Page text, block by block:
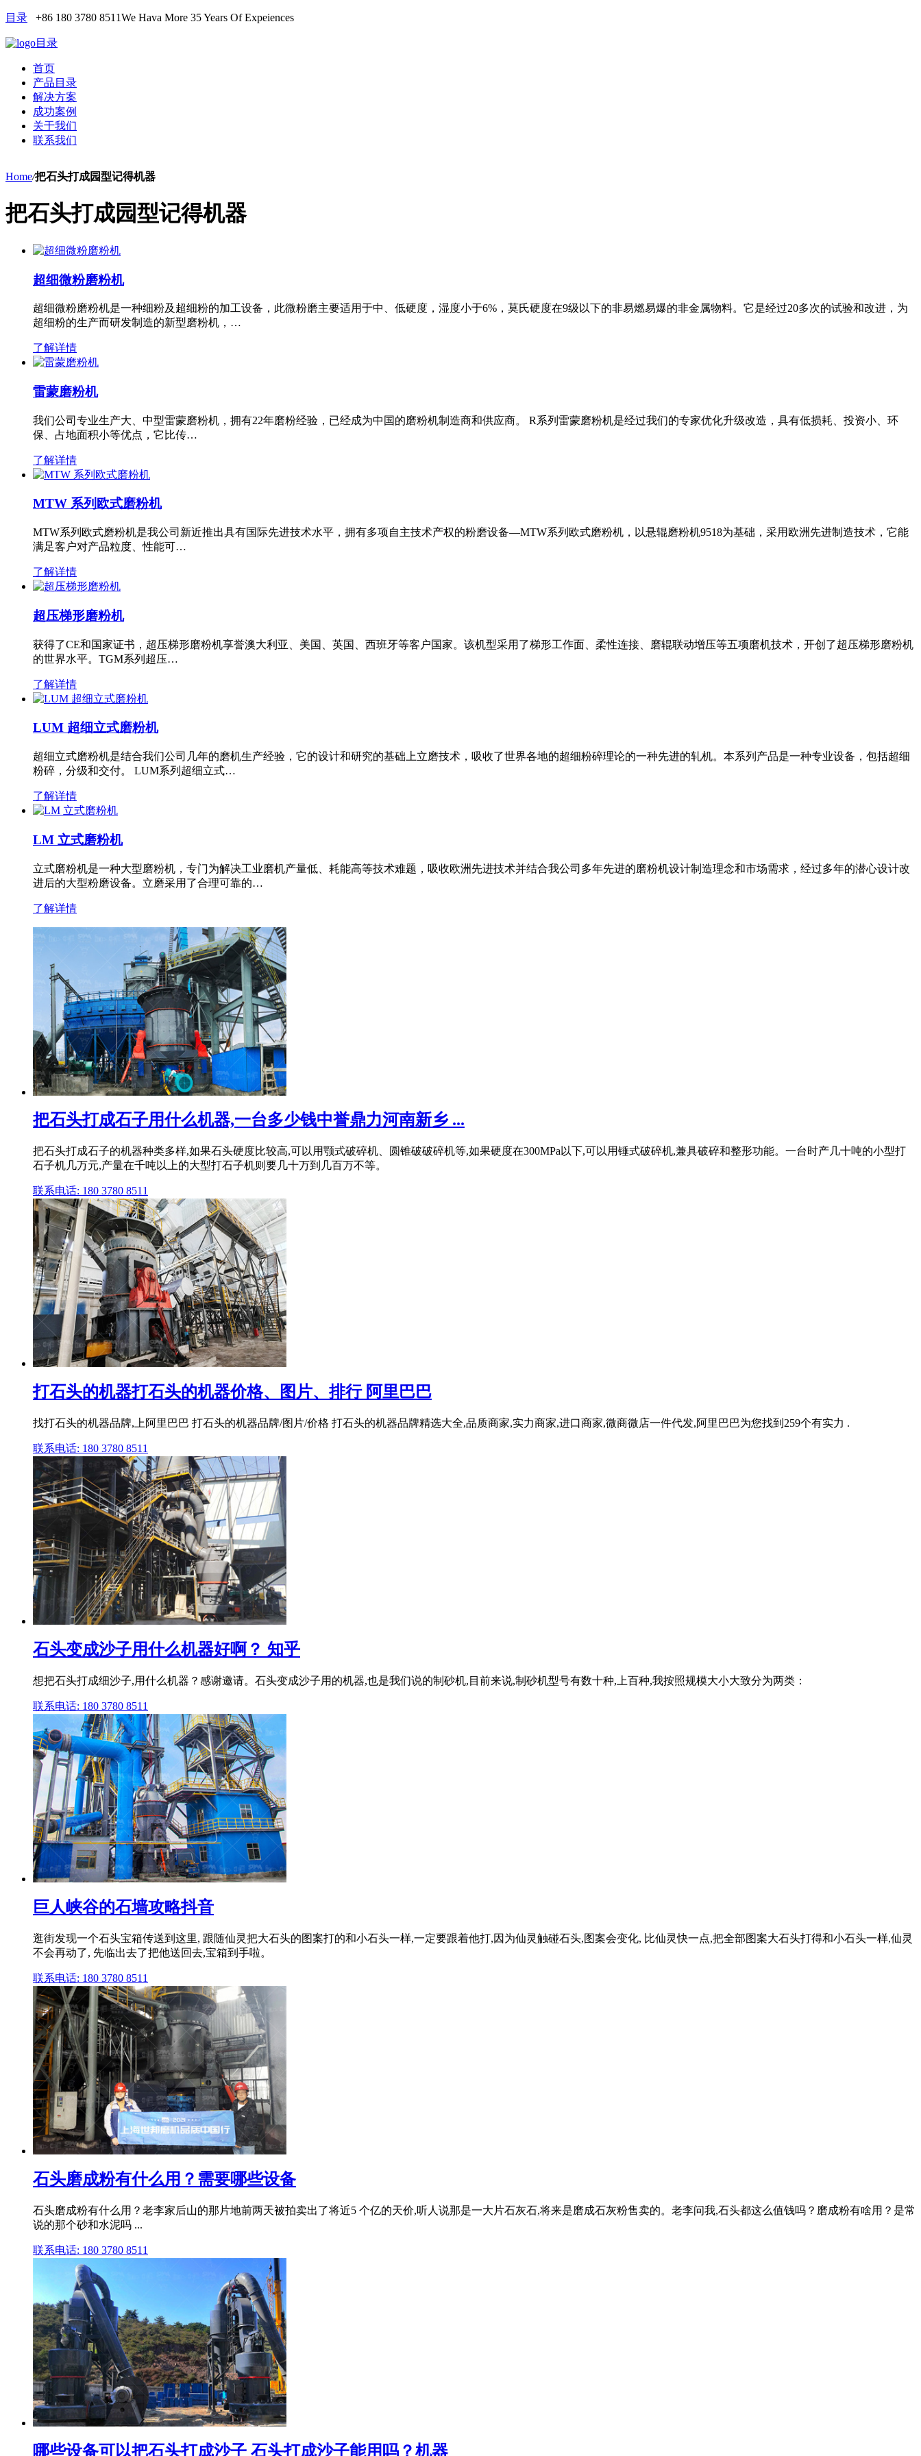
目录 +86 180 3780 8511We Hava More 35 Years Of Expeiences
目录
首页
产品目录
解决方案
成功案例
关于我们
联系我们
Home/把石头打成园型记得机器
把石头打成园型记得机器
超细微粉磨粉机
超细微粉磨粉机是一种细粉及超细粉的加工设备，此微粉磨主要适用于中、低硬度，湿度小于6%，莫氏硬度在9级以下的非易燃易爆的非金属物料。它是经过20多次的试验和改进，为
超细粉的生产而研发制造的新型磨粉机，…
了解详情
雷蒙磨粉机
我们公司专业生产大、中型雷蒙磨粉机，拥有22年磨粉经验，已经成为中国的磨粉机制造商和供应商。 R系列雷蒙磨粉机是经过我们的专家优化升级改造，具有低损耗、投资小、环
保、占地面积小等优点，它比传…
了解详情
MTW 系列欧式磨粉机
MTW系列欧式磨粉机是我公司新近推出具有国际先进技术水平，拥有多项自主技术产权的粉磨设备—MTW系列欧式磨粉机，以悬辊磨粉机9518为基础，采用欧洲先进制造技术，它能
满足客户对产品粒度、性能可…
了解详情
超压梯形磨粉机
获得了CE和国家证书，超压梯形磨粉机享誉澳大利亚、美国、英国、西班牙等客户国家。该机型采用了梯形工作面、柔性连接、磨辊联动增压等五项磨机技术，开创了超压梯形磨粉机
的世界水平。TGM系列超压…
了解详情
LUM 超细立式磨粉机
超细立式磨粉机是结合我们公司几年的磨机生产经验，它的设计和研究的基础上立磨技术，吸收了世界各地的超细粉碎理论的一种先进的轧机。本系列产品是一种专业设备，包括超细
粉碎，分级和交付。 LUM系列超细立式…
了解详情
LM 立式磨粉机
立式磨粉机是一种大型磨粉机，专门为解决工业磨机产量低、耗能高等技术难题，吸收欧洲先进技术并结合我公司多年先进的磨粉机设计制造理念和市场需求，经过多年的潜心设计改
进后的大型粉磨设备。立磨采用了合理可靠的…
了解详情
把石头打成石子用什么机器,一台多少钱中誉鼎力河南新乡 ...
把石头打成石子的机器种类多样,如果石头硬度比较高,可以用颚式破碎机、圆锥破破碎机等,如果硬度在300MPa以下,可以用锤式破碎机,兼具破碎和整形功能。一台时产几十吨的小型打
石子机几万元,产量在千吨以上的大型打石子机则要几十万到几百万不等。
联系电话: 180 3780 8511
打石头的机器打石头的机器价格、图片、排行 阿里巴巴
找打石头的机器品牌,上阿里巴巴 打石头的机器品牌/图片/价格 打石头的机器品牌精选大全,品质商家,实力商家,进口商家,微商微店一件代发,阿里巴巴为您找到259个有实力 .
联系电话: 180 3780 8511
石头变成沙子用什么机器好啊？ 知乎
想把石头打成细沙子,用什么机器？感谢邀请。石头变成沙子用的机器,也是我们说的制砂机,目前来说,制砂机型号有数十种,上百种,我按照规模大小大致分为两类：
联系电话: 180 3780 8511
巨人峡谷的石墙攻略抖音
逛街发现一个石头宝箱传送到这里, 跟随仙灵把大石头的图案打的和小石头一样,一定要跟着他打,因为仙灵触碰石头,图案会变化, 比仙灵快一点,把全部图案大石头打得和小石头一样,仙灵
不会再动了, 先临出去了把他送回去,宝箱到手啦。
联系电话: 180 3780 8511
石头磨成粉有什么用？需要哪些设备
石头磨成粉有什么用？老李家后山的那片地前两天被拍卖出了将近5 个亿的天价,听人说那是一大片石灰石,将来是磨成石灰粉售卖的。老李问我,石头都这么值钱吗？磨成粉有啥用？是常
说的那个砂和水泥吗 ...
联系电话: 180 3780 8511
哪些设备可以把石头打成沙子 石头打成沙子能用吗？机器